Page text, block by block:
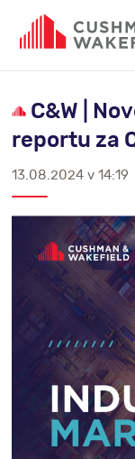
C&W |
reportu za
13.08.2024 v 14:19